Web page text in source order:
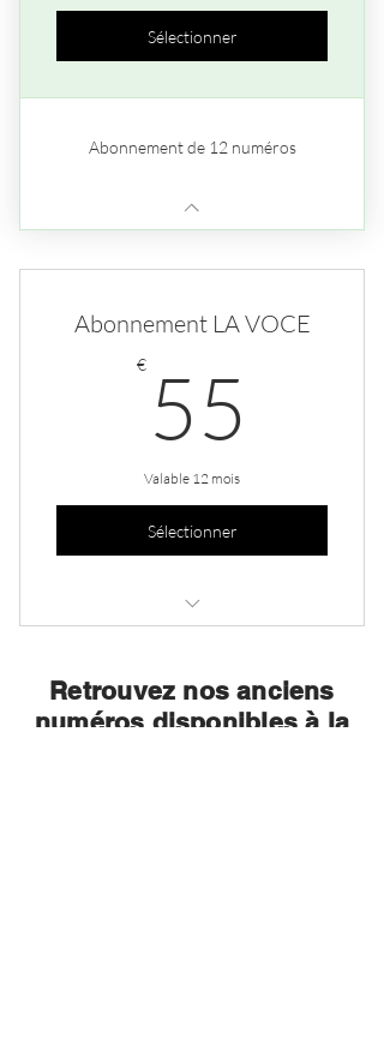
Sélectionner
Abonnement de 12 numéros
Abonnement LA VOCE
€ 55
Valable 12 mois
Sélectionner
Retrouvez nos anciens
numéros disponibles à la